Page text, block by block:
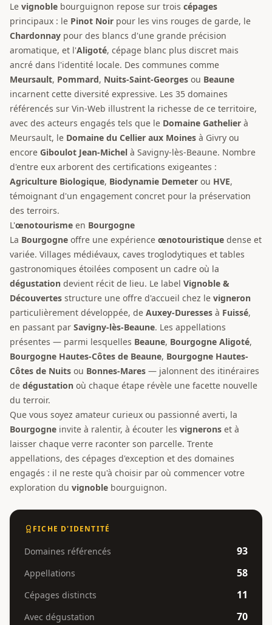
Le vignoble bourguignon repose sur trois cépages
principaux : le Pinot Noir pour les vins rouges de garde, le
Chardonnay pour des blancs d'une grande précision
aromatique, et l'Aligoté, cépage blanc plus discret mais
ancré dans l'identité locale. Des communes comme
Meursault, Pommard, Nuits-Saint-Georges ou Beaune
incarnent cette diversité expressive. Les 35 domaines
référencés sur Vin-Web illustrent la richesse de ce territoire,
avec des acteurs engagés tels que le Domaine Gathelier à
Meursault, le Domaine du Cellier aux Moines à Givry ou
encore Giboulot Jean-Michel à Savigny-lès-Beaune. Nombre
d'entre eux arborent des certifications exigeantes :
Agriculture Biologique, Biodynamie Demeter ou HVE,
témoignant d'un engagement concret pour la préservation
des terroirs.
L'œnotourisme en Bourgogne
La Bourgogne offre une expérience œnotouristique dense et
variée. Villages médiévaux, caves troglodytiques et tables
gastronomiques étoilées composent un cadre où la
dégustation devient récit de lieu. Le label Vignoble &
Découvertes structure une offre d'accueil chez le vigneron
particulièrement développée, de Auxey-Duresses à Fuissé,
en passant par Savigny-lès-Beaune. Les appellations
présentes — parmi lesquelles Beaune, Bourgogne Aligoté,
Bourgogne Hautes-Côtes de Beaune, Bourgogne Hautes-
Côtes de Nuits ou Bonnes-Mares — jalonnent des itinéraires
de dégustation où chaque étape révèle une facette nouvelle
du terroir.
Que vous soyez amateur curieux ou passionné averti, la
Bourgogne invite à ralentir, à écouter les vignerons et à
laisser chaque verre raconter son parcelle. Trente
appellations, des cépages d'exception et des domaines
engagés : il ne reste qu'à choisir par où commencer votre
exploration du vignoble bourguignon.
FICHE D'IDENTITÉ
Domaines référencés 93
Appellations 58
Cépages distincts 11
Avec dégustation 70